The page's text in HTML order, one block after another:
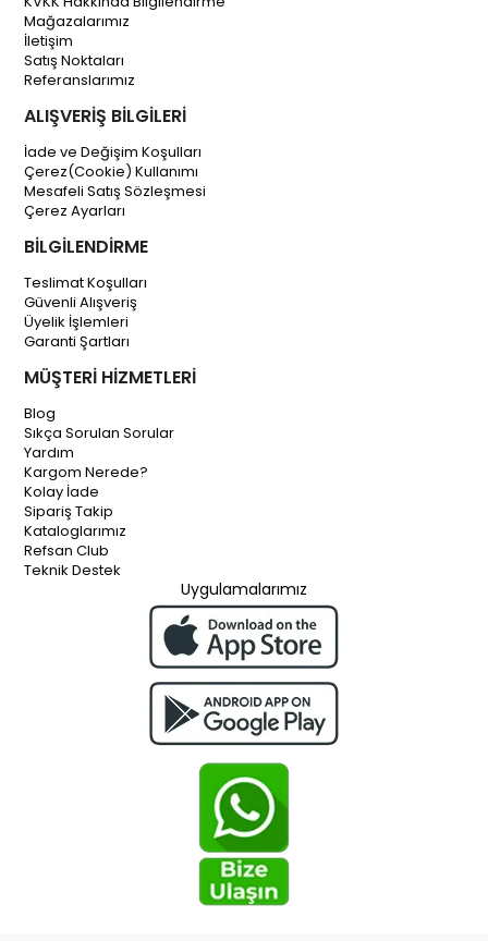
Mağazalarımız
İletişim
Satış Noktaları
Referanslarımız
ALIŞVERİŞ BİLGİLERİ
İade ve Değişim Koşulları
Çerez(Cookie) Kullanımı
Mesafeli Satış Sözleşmesi
Çerez Ayarları
BİLGİLENDİRME
Teslimat Koşulları
Güvenli Alışveriş
Üyelik İşlemleri
Garanti Şartları
MÜŞTERİ HİZMETLERİ
Blog
Sıkça Sorulan Sorular
Yardım
Kargom Nerede?
Kolay İade
Sipariş Takip
Kataloglarımız
Refsan Club
Teknik Destek
Uygulamalarımız